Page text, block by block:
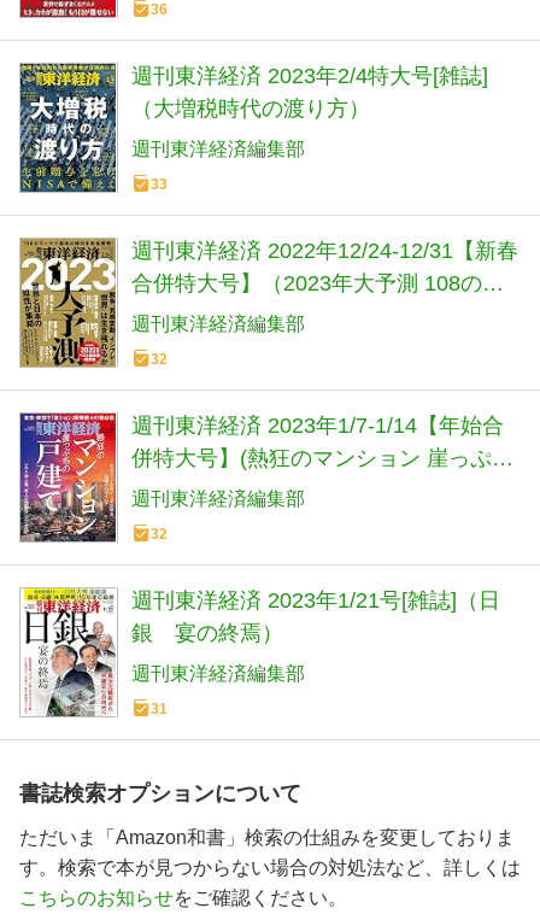
36
週刊東洋経済 2023年2/4特大号[雑誌]
（大増税時代の渡り方）
週刊東洋経済編集部
33
週刊東洋経済 2022年12/24-12/31【新春
合併特大号】（2023年大予測 108のテ
ーマで混沌の時代を完全解明！）
週刊東洋経済編集部
32
週刊東洋経済 2023年1/7-1/14【年始合
併特大号】(熱狂のマンション 崖っぷち
の戸建て)
週刊東洋経済編集部
32
週刊東洋経済 2023年1/21号[雑誌]（日
銀 宴の終焉）
週刊東洋経済編集部
31
書誌検索オプションについて
ただいま「Amazon和書」検索の仕組みを変更しておりま
す。検索で本が見つからない場合の対処法など、詳しくは
こちらのお知らせをご確認ください。